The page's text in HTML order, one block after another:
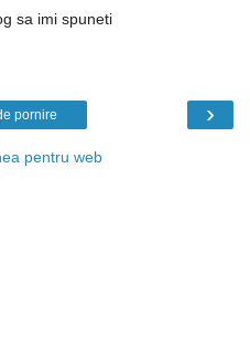
sa imi spuneti
›
pornire
pentru web